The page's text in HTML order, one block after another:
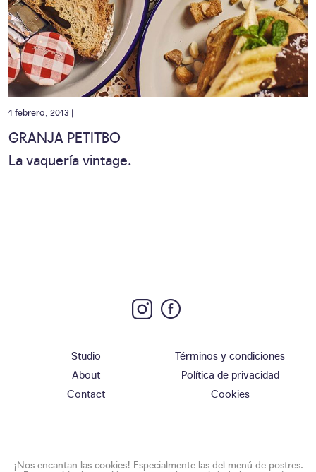
1 febrero, 2013 |
GRANJA PETITBO
La vaquería vintage.
Studio
About
Contact
Términos y condiciones
Política de privacidad
Cookies
¡Nos encantan las cookies! Especialmente las del menú de postres.